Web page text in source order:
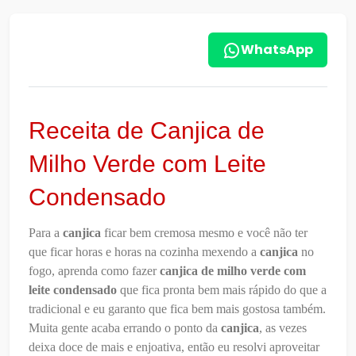
WhatsApp
Receita de Canjica de
Milho Verde com Leite
Condensado
Para a canjica ficar bem cremosa mesmo e você não ter
que ficar horas e horas na cozinha mexendo a canjica no
fogo, aprenda como fazercanjica de milho verde com
leite condensado que fica pronta bem mais rápido do que a
tradicional e eu garanto que fica bem mais gostosa também.
Muita gente acaba errando o ponto da canjica, as vezes
deixa doce de mais e enjoativa, então eu resolvi aproveitar